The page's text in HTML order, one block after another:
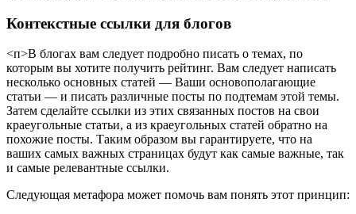
Контекстные ссылки для блогов
<п>В блогах вам следует подробно писать о темах, по
которым вы хотите получить рейтинг. Вам следует написать
несколько основных статей — Ваши основополагающие
статьи — и писать различные посты по подтемам этой темы.
Затем сделайте ссылки из этих связанных постов на свои
краеугольные статьи, а из краеугольных статей обратно на
похожие посты. Таким образом вы гарантируете, что на
ваших самых важных страницах будут как самые важные, так
и самые релевантные ссылки.
Следующая метафора может помочь вам понять этот принцип: